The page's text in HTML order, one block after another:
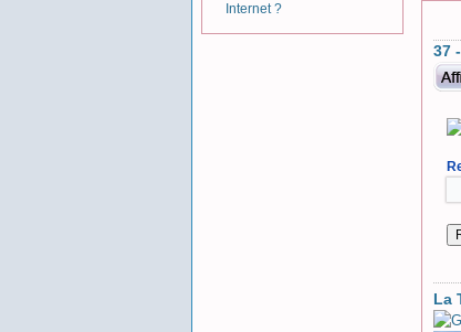
Internet ?
37
La